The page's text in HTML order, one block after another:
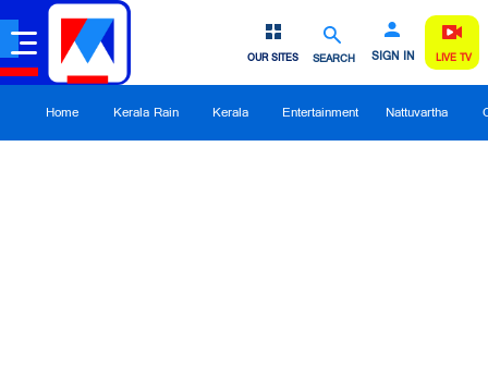
SEARCH SIGN IN
OUR SITES LIVE TV
Home Kerala Rain Kerala Entertainment Nattuvartha